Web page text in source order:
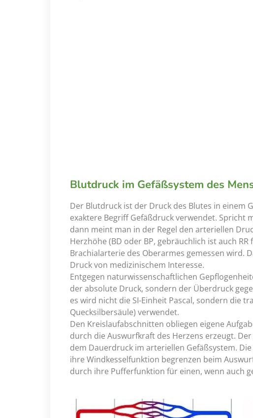
Blutdruck im Gefäßsystem des
Der Blutdruck ist der Druck des Blutes in einem
exaktere Begriff Gefäßdruck verwendet. Spricht
dann meint man in der Regel den arteriellen
Herzhöhe (BD oder BP, gebräuchlich ist auch
Brachialarterie des Oberarmes gemessen wird.
Druck von medizinischem Interesse.
Entgegen naturwissenschaftlichen
der absolute Druck, sondern der Überdruck
es wird nicht die SI-Einheit Pascal, sondern die
Quecksilbersäule) verwendet.
Den Kreislaufabschnitten obliegen eigene
durch die Auswurfkraft des Herzens erzeugt.
dem Dauerdruck im arteriellen Gefäßsystem.
ihre Windkesselfunktion begrenzen beim
durch ihre Pufferfunktion für einen, wenn auch